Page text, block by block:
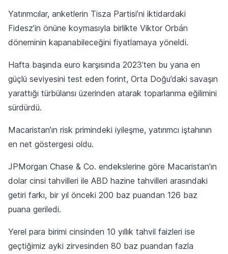
Yatırımcılar, anketlerin Tisza Partisi’ni iktidardaki
Fidesz’in önüne koymasıyla birlikte Viktor Orbán
döneminin kapanabileceğini fiyatlamaya yöneldi.
Hafta başında euro karşısında 2023’ten bu yana en
güçlü seviyesini test eden forint, Orta Doğu’daki savaşın
yarattığı türbülansı üzerinden atarak toparlanma eğilimini
sürdürdü.
Macaristan’ın risk primindeki iyileşme, yatırımcı iştahının
en net göstergesi oldu.
JPMorgan Chase & Co. endekslerine göre Macaristan’ın
dolar cinsi tahvilleri ile ABD hazine tahvilleri arasındaki
getiri farkı, bir yıl önceki 200 baz puandan 126 baz
puana geriledi.
Yerel para birimi cinsinden 10 yıllık tahvil faizleri ise
geçtiğimiz ayki zirvesinden 80 baz puandan fazla